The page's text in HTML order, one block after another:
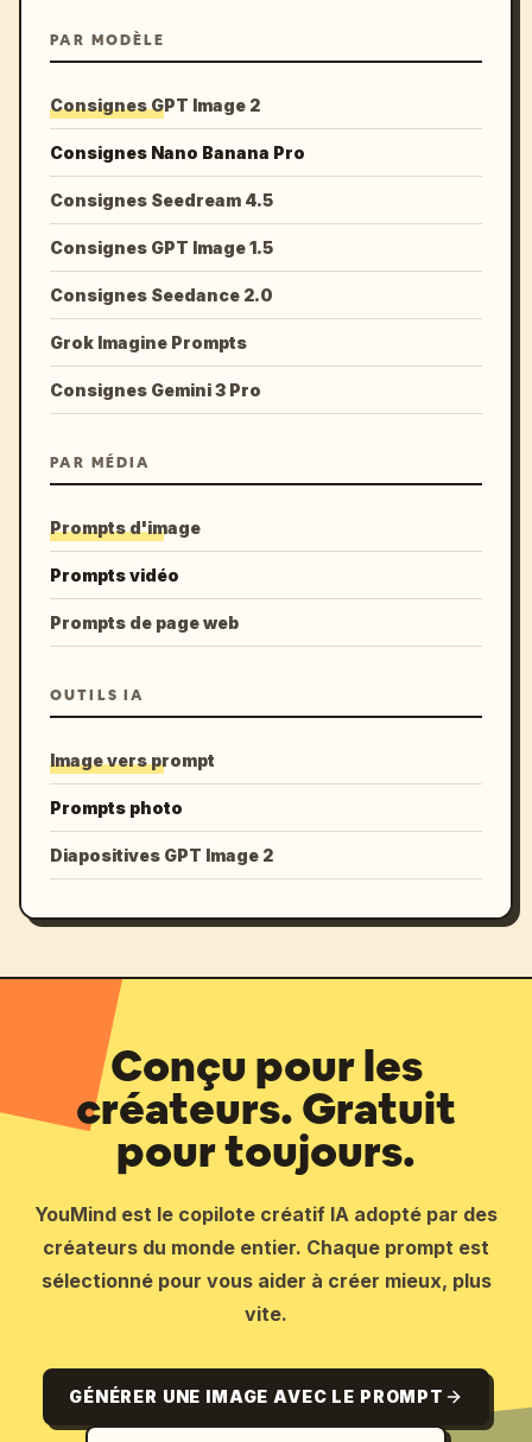
PAR MODÈLE
Consignes GPT Image 2
Consignes Nano Banana Pro
Consignes Seedream 4.5
Consignes GPT Image 1.5
Consignes Seedance 2.0
Grok Imagine Prompts
Consignes Gemini 3 Pro
PAR MÉDIA
Prompts d'image
Prompts vidéo
Prompts de page web
OUTILS IA
Image vers prompt
Prompts photo
Diapositives GPT Image 2
Conçu pour les
créateurs. Gratuit
pour toujours.
YouMind est le copilote créatif IA adopté par des
créateurs du monde entier. Chaque prompt est
sélectionné pour vous aider à créer mieux, plus
vite.
GÉNÉRER UNE IMAGE AVEC LE PROMPT